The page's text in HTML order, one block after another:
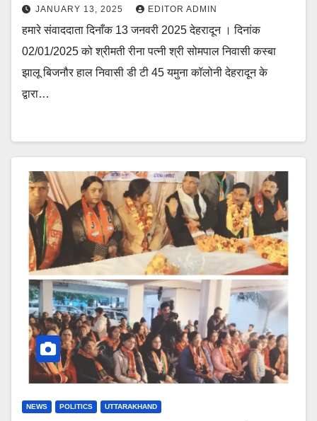
JANUARY 13, 2025 EDITOR ADMIN
हमारे संवाददाता दिनाँक 13 जनवरी 2025 देहरादून । दिनांक
02/01/2025 को श्रीमती रीना पत्नी श्री सोमपाल निवासी कस्बा
झालू बिजनौर हाल निवासी डी टी 45 यमुना कॉलोनी देहरादून के
द्वारा…
NEWS POLITICS UTTARAKHAND